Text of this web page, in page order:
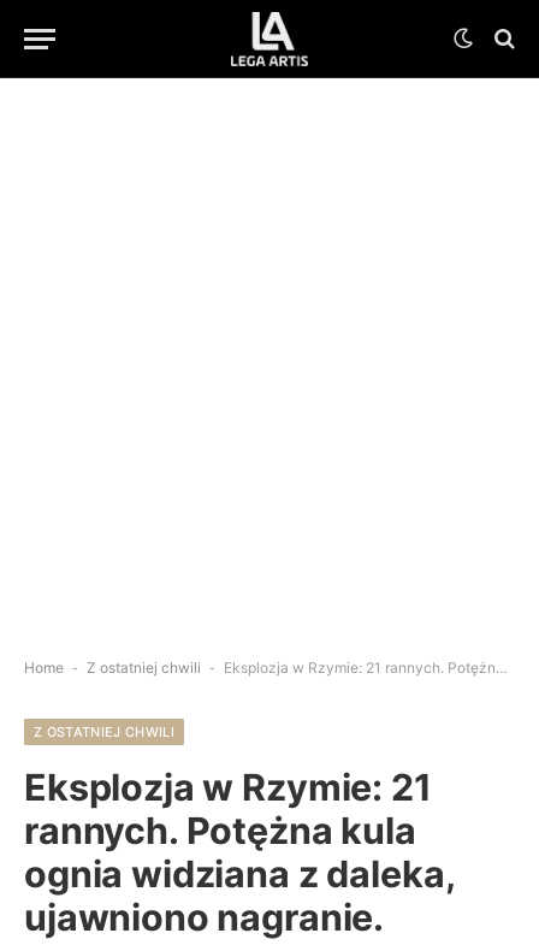
Home - Z ostatniej chwili - Eksplozja w Rzymie: 21 rannych. Potężna kula ognia widziana z daleka, ujawniono nagranie.
Z OSTATNIEJ CHWILI
Eksplozja w Rzymie: 21
rannych. Potężna kula
ognia widziana z daleka,
ujawniono nagranie.